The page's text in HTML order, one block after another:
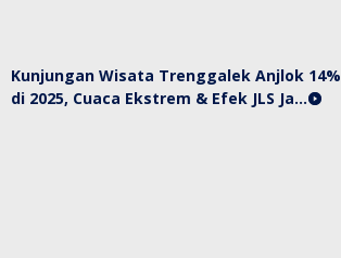
Kunjungan Wisata Trenggalek Anjlok 14%
di 2025, Cuaca Ekstrem & Efek JLS Ja…